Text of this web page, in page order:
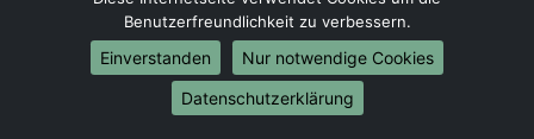
Umzug von Hannover nach München
Umzug von Hannover nach Köln
Umzug von Hannover nach Frankfurt am Main
Umzug von Hannover nach Stuttgart
Benutzerfreundlichkeit zu verbessern.
Einverstanden
Nur notwendige Cookies
Datenschutzerklärung